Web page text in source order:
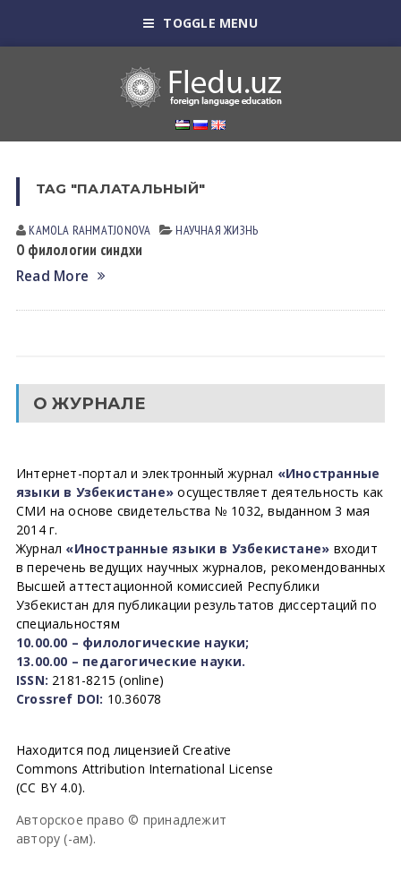
TOGGLE MENU
TAG "ПАЛАТАЛЬНЫЙ"
KAMOLA RАHMАTJONOVА НАУЧНАЯ ЖИЗНЬ
О филологии синдхи
Read More
О ЖУРНАЛЕ
Интернет-портал и электронный журнал «Иностранные
языки в Узбекистане» осуществляет деятельность как
СМИ на основе свидетельства № 1032, выданном 3 мая
2014 г.
Журнал «Иностранные языки в Узбекистане» входит
в перечень ведущих научных журналов, рекомендованных
Высшей аттестационной комиссией Республики
Узбекистан для публикации результатов диссертаций по
специальностям
10.00.00 – филологические науки;
13.00.00 – педагогические науки.
ISSN: 2181-8215 (online)
Crossref DOI: 10.36078
Находится под лицензией Creative
Commons Attribution International License
(CC BY 4.0).
Авторское право © принадлежит
автору (-ам).